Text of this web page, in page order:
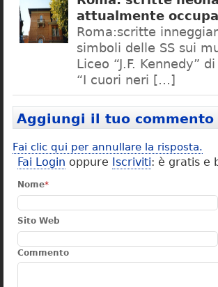
attualmente
Roma:scritte
simboli delle SS sui
Liceo “J.F. Kennedy”
“I cuori neri […]
Aggiungi il tuo commento
Fai clic qui per annullare la risposta.
Fai Login oppure Iscriviti: è gratis e
Nome*
Sito Web
Commento